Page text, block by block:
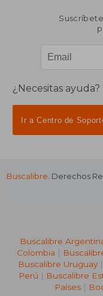
¿Necesitas ayuda?
Ir a Centro de
Buscalibre. Derechos
Buscalibre
Colombia |
Buscalibre Uruguay|
Perú | Buscalibre
Países |